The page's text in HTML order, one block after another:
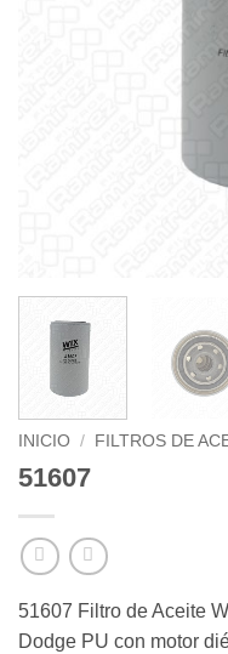
INICIO / FILTROS DE
51607
51607 Filtro de Aceite
Dodge PU con motor